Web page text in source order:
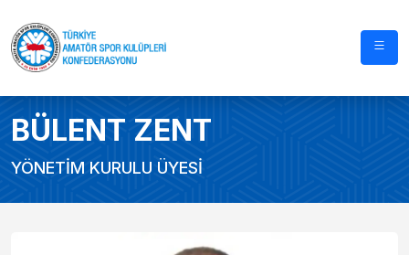
BÜLENT ZENT
YÖNETİM KURULU ÜYESİ